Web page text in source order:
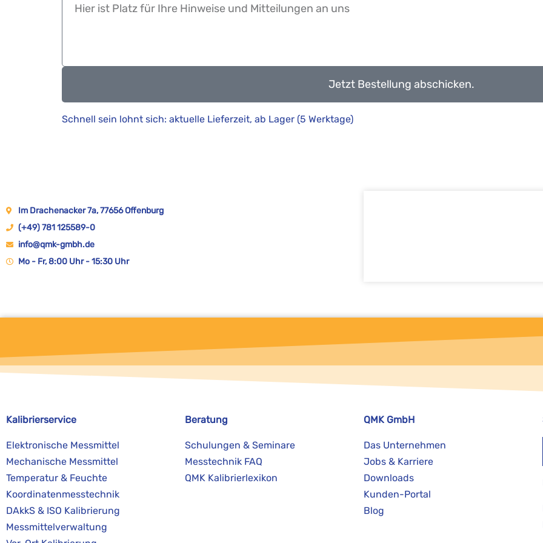
Jetzt Bestellung abschicken.
Schnell sein lohnt sich: aktuelle Lieferzeit, ab Lager (5 Werktage)
Im Drachenacker 7a, 77656 Offenburg
(+49) 781 125589-0
info@qmk-gmbh.de
Mo - Fr, 8:00 Uhr - 15:30 Uhr
Kalibrierservice
Elektronische Messmittel
Mechanische Messmittel
Temperatur & Feuchte
Koordinatenmesstechnik
DAkkS & ISO Kalibrierung
Messmittelverwaltung
Beratung
Schulungen & Seminare
Messtechnik FAQ
QMK Kalibrierlexikon
QMK GmbH
Das Unternehmen
Jobs & Karriere
Downloads
Kunden-Portal
Blog